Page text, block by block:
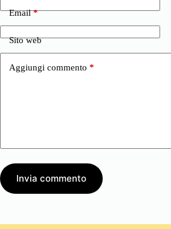
Email*
Sito web
Aggiungi commento *
Invia commento